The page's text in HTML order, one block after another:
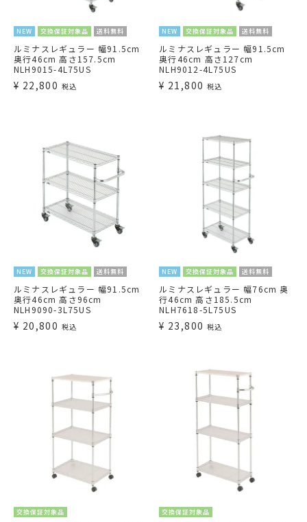
NEW 交換保証対象品 送料無料
ルミナスレギュラー 幅91.5cm
奥行46cm 高さ157.5cm
NLH9015-4L75US
¥ 22,800 税込
NEW 交換保証対象品 送料無料
ルミナスレギュラー 幅91.5cm
奥行46cm 高さ127cm
NLH9012-4L75US
¥ 21,800 税込
NEW 交換保証対象品 送料無料
ルミナスレギュラー 幅91.5cm
奥行46cm 高さ96cm
NLH9090-3L75US
¥ 20,800 税込
NEW 交換保証対象品 送料無料
ルミナスレギュラー 幅76cm 奥
行46cm 高さ185.5cm
NLH7618-5L75US
¥ 23,800 税込
交換保証対象品 交換保証対象品